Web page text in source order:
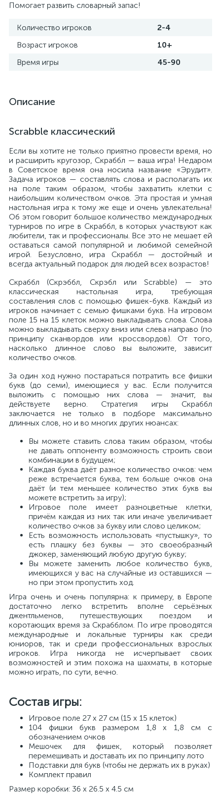
Помогает развить словарный запас!
Количество игроков
2-4
Возраст игроков
10+
Время игры
45-90
Описание
Scrabble классический
Если вы хотите не только приятно провести время, но
и расширить кругозор, Скраббл — ваша игра! Недаром
в Советское время она носила название «Эрудит».
Задача игроков — составлять слова и располагать их
на поле таким образом, чтобы захватить клетки с
наибольшим количеством очков. Эта простая и умная
настольная игра к тому же еще и очень увлекательна!
Об этом говорит большое количество международных
турниров по игре в Скраббл, в которых участвуют как
любители, так и профессионалы. Все это не мешает ей
оставаться самой популярной и любимой семейной
игрой. Безусловно, игра Скраббл — достойный и
всегда актуальный подарок для людей всех возрастов!
Скраббл (Скрэббл, Скрэбл или Scrabble) — это
классическая настольная игра, требующая
составления слов с помощью фишек-букв. Каждый из
игроков начинает с семью фишками букв. На игровом
поле 15 на 15 клеток можно выкладывать слова. Слова
можно выкладывать сверху вниз или слева направо (по
принципу сканвордов или кроссвордов). От того,
насколько длинное слово вы выложите, зависит
количество очков.
За один ход нужно постараться потратить все фишки
букв (до семи), имеющиеся у вас. Если получится
выложить с помощью них слова — значит, вы
действуете верно. Стратегия игры Скраббл
заключается не только в подборе максимально
длинных слов, но и во многих других нюансах:
Вы можете ставить слова таким образом, чтобы
не давать оппоненту возможность строить свои
комбинации в будущем;
Каждая буква даёт разное количество очков: чем
реже встречается буква, тем больше очков она
даёт (и тем меньшее количество этих букв вы
можете встретить за игру);
Игровое поле имеет разноцветные клетки,
причём каждая из них так или иначе увеличивает
количество очков за букву или слово целиком;
Есть возможность использовать «пустышку», то
есть плашку без буквы — это своеобразный
джокер, заменяющий любую другую букву;
Вы можете заменить любое количество букв,
имеющихся у вас на случайные из оставшихся —
но при этом пропустить ход.
Игра очень и очень популярна: к примеру, в Европе
достаточно легко встретить вполне серьёзных
джентльменов, путешествующих поездом и
коротающих время за Скрабблом. По игре проводятся
международные и локальные турниры как среди
юниоров, так и среди профессиональных взрослых
игроков. Игра никогда не исчерпывает своих
возможностей и этим похожа на шахматы, в которые
можно играть, по сути, вечно.
Состав игры:
Игровое поле 27 х 27 см (15 х 15 клеток)
104 фишки букв размером 1,8 х 1,8 см с
обозначением очков
Мешочек для фишек, который позволяет
перемешивать и доставать их по принципу лото
Подставки для букв (чтобы не держать их в руках)
Комплект правил
Размер коробки: 36 х 26.5 х 4.5 см